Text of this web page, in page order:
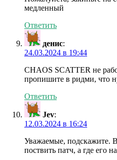
медленный
Ответить
денис:
24.03.2024 в 19:44
CHAOS SCATTER не
пропишите в ридми, что
Ответить
Jev:
12.03.2024 в 16:24
Уважаемые, подскажите.
поствить патч, а где его